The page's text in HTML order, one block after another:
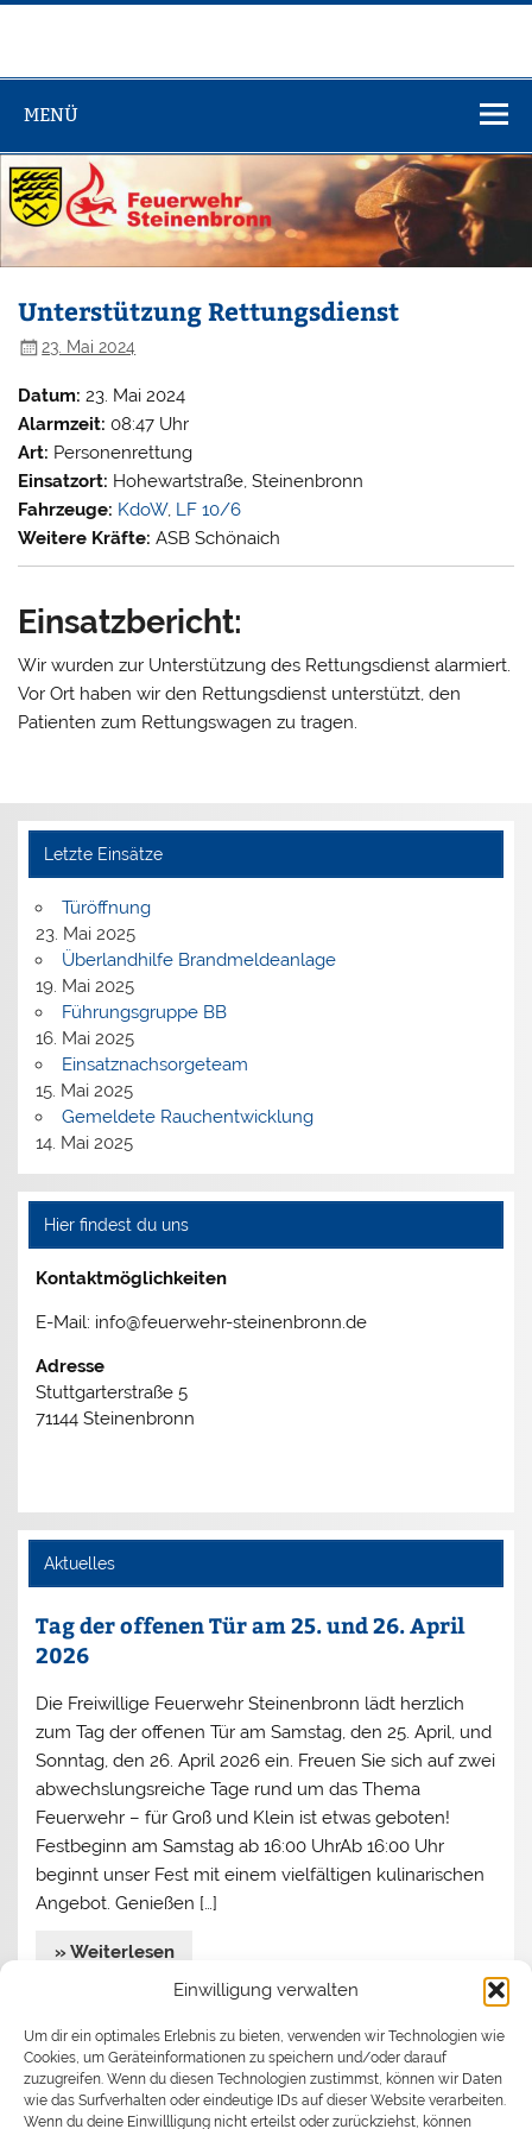
Einwilligung verwalten
Um dir ein optimales Erlebnis zu bieten, verwenden wir Technologien wie
Cookies, um Geräteinformationen zu speichern und/oder darauf
zuzugreifen. Wenn du diesen Technologien zustimmst, können wir Daten
wie das Surfverhalten oder eindeutige IDs auf dieser Website verarbeiten.
Wenn du deine Einwillligung nicht erteilst oder zurückziehst, können
Zum
Steinenbronn
MENÜ
Unterstützung Rettungsdienst
23. Mai 2024
Datum: 23. Mai 2024
Alarmzeit: 08:47 Uhr
Art: Personenrettung
Einsatzort: Hohewartstraße, Steinenbronn
Fahrzeuge: KdoW, LF 10/6
Weitere Kräfte: ASB Schönaich
Einsatzbericht:
Wir wurden zur Unterstützung des Rettungsdienst alarmiert.
Vor Ort haben wir den Rettungsdienst unterstützt, den
Patienten zum Rettungswagen zu tragen.
Letzte Einsätze
Türöffnung
23. Mai 2025
Überlandhilfe Brandmeldeanlage
19. Mai 2025
Führungsgruppe BB
16. Mai 2025
Einsatznachsorgeteam
15. Mai 2025
Gemeldete Rauchentwicklung
14. Mai 2025
Hier findest du uns
Kontaktmöglichkeiten
E-Mail: info@feuerwehr-steinenbronn.de
Adresse
Stuttgarterstraße 5
71144 Steinenbronn
Aktuelles
Tag der offenen Tür am 25. und 26. April
2026
Die Freiwillige Feuerwehr Steinenbronn lädt herzlich
zum Tag der offenen Tür am Samstag, den 25. April, und
Sonntag, den 26. April 2026 ein. Freuen Sie sich auf zwei
abwechslungsreiche Tage rund um das Thema
Feuerwehr – für Groß und Klein ist etwas geboten!
Festbeginn am Samstag ab 16:00 UhrAb 16:00 Uhr
beginnt unser Fest mit einem vielfältigen kulinarischen
Angebot. Genießen […]
» Weiterlesen
Jahreshauptversammlung 2026
Begrüßen durfte Kommandant Stefan Turata
Bürgermeister Ronny Habakuk und seine Assistentin